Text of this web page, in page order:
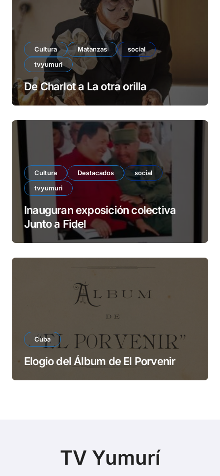
Cultura Matanzas
social
tvyumuri
De Charlot a La otra orilla
Cultura Destacados
social
tvyumuri
Inauguran exposición colectiva
Junto a Fidel
Cuba
Elogio del Álbum de El Porvenir
TV Yumurí